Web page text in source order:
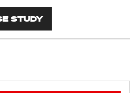
STUDY